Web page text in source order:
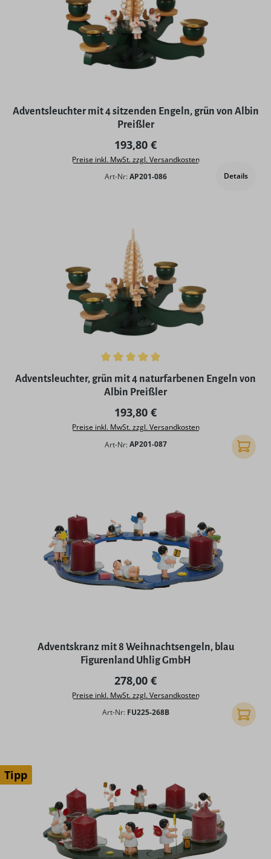
Adventsleuchter mit 4 sitzenden Engeln, grün von Albin
Preißler
Regulärer Preis:
193,80 €
Preise inkl. MwSt. zzgl. Versandkosten
Art-Nr: AP201-086 Details
Durchschnittliche Bewertung von 5 von 5 Sternen
Adventsleuchter, grün mit 4 naturfarbenen Engeln von
Albin Preißler
Regulärer Preis:
193,80 €
Preise inkl. MwSt. zzgl. Versandkosten
Art-Nr: AP201-087 In den
Adventskranz mit 8 Weihnachtsengeln, blau
Figurenland Uhlig GmbH
Regulärer Preis:
278,00 €
Preise inkl. MwSt. zzgl. Versandkosten
Art-Nr: FU225-268B In den
Tipp